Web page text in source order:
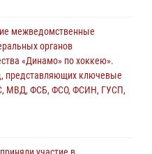
этап ежегодного
мастерства среди
Росгвардии, Псковские
межведомственные
органов
«Динамо» по хоккею».
представляющих ключевые
МВД, ФСБ, ФСО, ФСИН, ГУСП,
участие в